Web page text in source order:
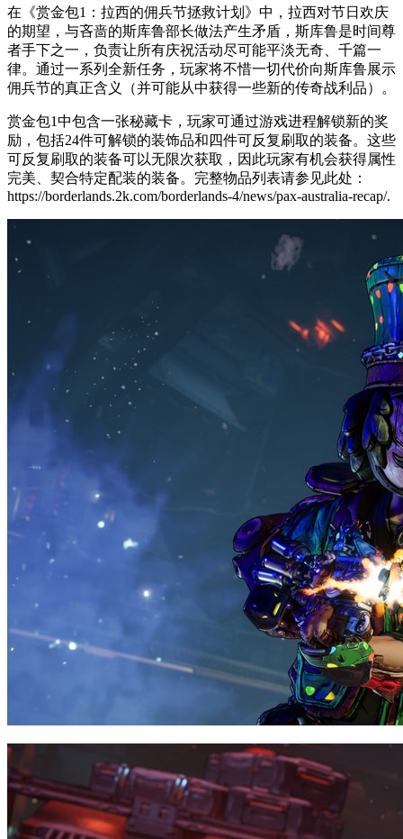
在《赏金包1：拉西的佣兵节拯救计划》中，拉西对节日欢庆
的期望，与吝啬的斯库鲁部长做法产生矛盾，斯库鲁是时间尊
者手下之一，负责让所有庆祝活动尽可能平淡无奇、千篇一
律。通过一系列全新任务，玩家将不惜一切代价向斯库鲁展示
佣兵节的真正含义（并可能从中获得一些新的传奇战利品）。
赏金包1中包含一张秘藏卡，玩家可通过游戏进程解锁新的奖
励，包括24件可解锁的装饰品和四件可反复刷取的装备。这些
可反复刷取的装备可以无限次获取，因此玩家有机会获得属性
完美、契合特定配装的装备。完整物品列表请参见此处：
https://borderlands.2k.com/borderlands-4/news/pax-australia-recap/.